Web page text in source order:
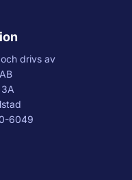
drivs av
6049